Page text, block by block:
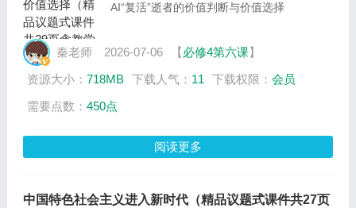
AI“复活”逝者的价值判断与价值选择
秦老师 2026-07-06 【必修4第六课】
资源大小： 718MB 下载人气： 11 下载权限： 会员
需要点数： 450点
阅读更多
中国特色社会主义进入新时代（精品议题式课件共27页